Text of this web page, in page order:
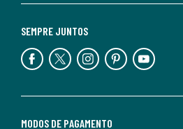
MODOS DE PAGAMENTO
SEMPRE JUNTOS